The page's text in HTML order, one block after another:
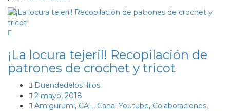
¡La locura tejeril! Recopilación de
patrones de crochet y tricot
DuendedelosHilos
2 mayo, 2018
Amigurumi, CAL, Canal Youtube, Colaboraciones,